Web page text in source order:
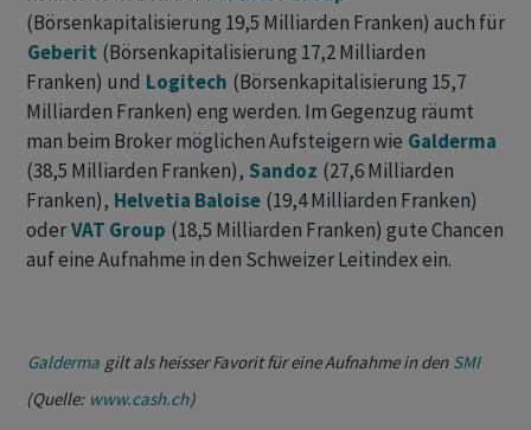
(Börsenkapitalisierung 19,5 Milliarden Franken) auch für
Geberit (Börsenkapitalisierung 17,2 Milliarden
Franken) und Logitech (Börsenkapitalisierung 15,7
Milliarden Franken) eng werden. Im Gegenzug räumt
man beim Broker möglichen Aufsteigern wie Galderma
(38,5 Milliarden Franken), Sandoz (27,6 Milliarden
Franken), Helvetia Baloise (19,4 Milliarden Franken)
oderVAT Group (18,5 Milliarden Franken) gute Chancen
auf eine Aufnahme in den Schweizer Leitindex ein.
Galderma gilt als heisser Favorit für eine Aufnahme in den SMI
(Quelle: www.cash.ch)